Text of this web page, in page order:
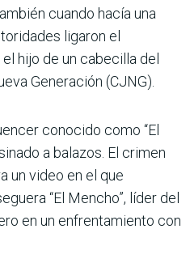
cuando hacía una
ligaron el
hijo de un cabecilla del
Generación (CJNG).
conocido como “El
a balazos. El crimen
un video en el que
“El Mencho”, líder del
en un enfrentamiento con